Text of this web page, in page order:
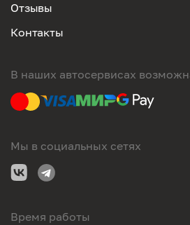
Отзывы
Контакты
В наших автосервисах
Мы в социальных сетях
Время работы